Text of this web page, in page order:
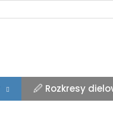
🖉 Rozkresy